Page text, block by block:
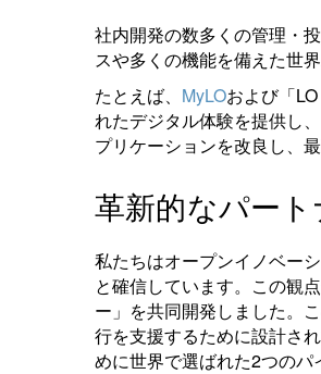
社内開発の数多くの管理・
スや多くの機能を備えた世
たとえば、 MyLOおよび「
れたデジタル体験を提供し
プリケーションを改良し、
革新的なパー
私たちはオープンイノベー
と確信しています。この観
ー」を共同開発しました。
行を支援するために設計さ
めに世界で選ばれた2つのパ